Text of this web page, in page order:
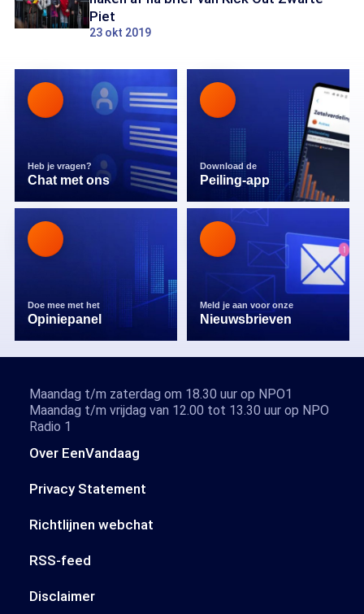
Piet
23 okt 2019
Heb je vragen?
Chat met ons
Download de
Peiling-app
Doe mee met het
Opiniepanel
Meld je aan voor onze
Nieuwsbrieven
Over EenVandaag
Privacy Statement
Richtlijnen webchat
RSS-feed
Disclaimer
Maandag t/m zaterdag om 18.30 uur op NPO1
Maandag t/m vrijdag van 12.00 tot 13.30 uur op NPO
Radio 1